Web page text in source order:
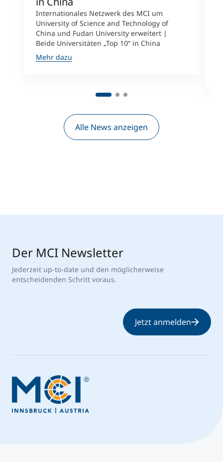
Internationales Netzwerk des MCI um
University of Science and Technology of
China und Fudan University erweitert |
Beide Universitäten „Top 10“ in China
Mehr dazu
Alle News anzeigen
Der MCI Newsletter
Jederzeit up-to-date und den möglicherweise
entscheidenden Schritt voraus.
Jetzt anmelden